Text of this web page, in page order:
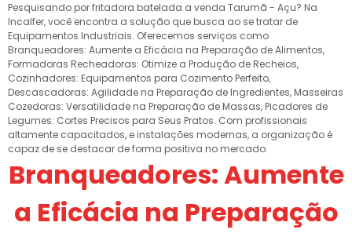
Pesquisando por fritadora batelada a venda Tarumã - Açu? Na
Incalfer, você encontra a solução que busca ao se tratar de
Equipamentos Industriais. Oferecemos serviços como
Branqueadores: Aumente a Eficácia na Preparação de Alimentos,
Formadoras Recheadoras: Otimize a Produção de Recheios,
Cozinhadores: Equipamentos para Cozimento Perfeito,
Descascadoras: Agilidade na Preparação de Ingredientes, Masseiras
Cozedoras: Versatilidade na Preparação de Massas, Picadores de
Legumes: Cortes Precisos para Seus Pratos. Com profissionais
altamente capacitados, e instalações modernas, a organização é
capaz de se destacar de forma positiva no mercado.
Branqueadores: Aumente
a Eficácia na Preparação